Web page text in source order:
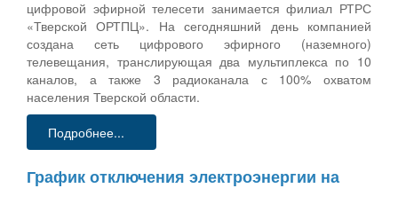
цифровой эфирной телесети занимается филиал РТРС
«Тверской ОРТПЦ». На сегодняшний день компанией
создана сеть цифрового эфирного (наземного)
телевещания, транслирующая два мультиплекса по 10
каналов, а также 3 радиоканала с 100% охватом
населения Тверской области.
Подробнее...
График отключения электроэнергии на